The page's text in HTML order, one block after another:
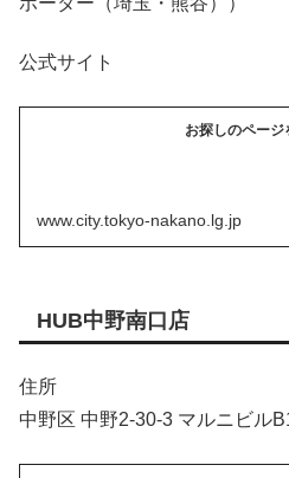
公式サイト
お探しのペー
www.city.tokyo-nakano.lg.jp
HUB中野南口店
住所
中野区 中野2-30-3 マルニビル